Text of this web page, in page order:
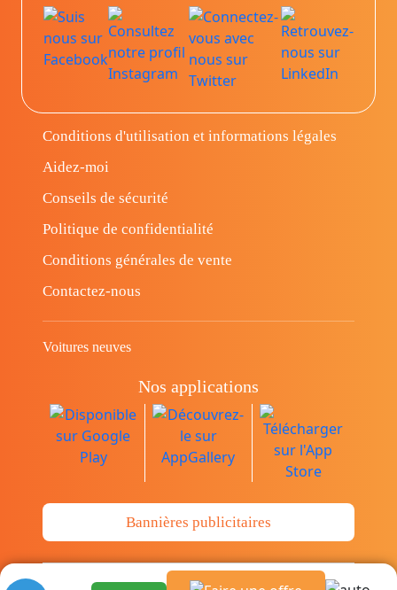
Conditions d'utilisation et informations légales
Aidez-moi
Conseils de sécurité
Politique de confidentialité
Conditions générales de vente
Contactez-nous
Voitures neuves
Nos applications
Bannières publicitaires